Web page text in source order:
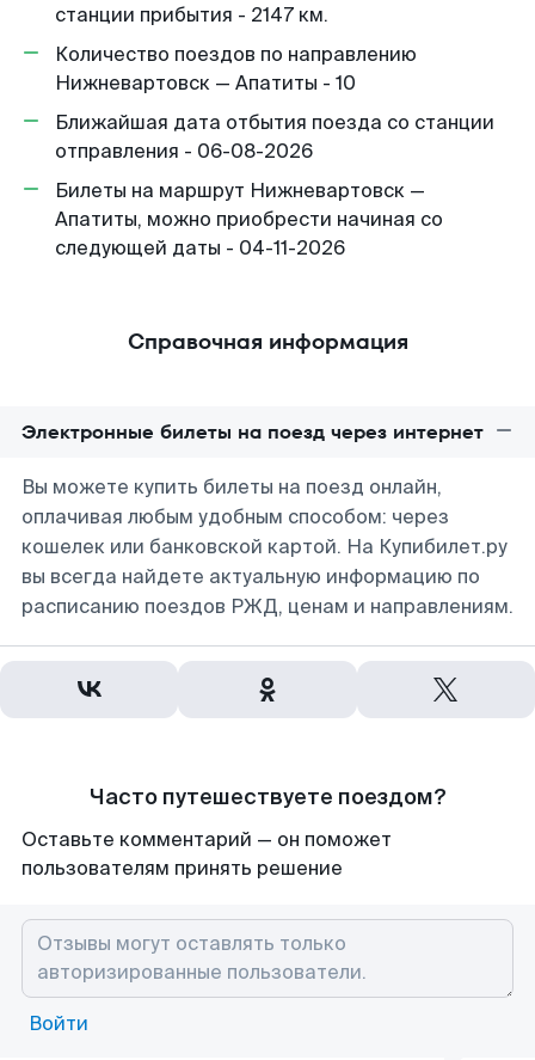
станции прибытия - 2147 км.
Количество поездов по направлению
Нижневартовск — Апатиты - 10
Ближайшая дата отбытия поезда со станции
отправления - 06-08-2026
Билеты на маршрут Нижневартовск —
Апатиты, можно приобрести начиная со
следующей даты - 04-11-2026
Справочная информация
Электронные билеты на поезд через интернет
Вы можете купить билеты на поезд онлайн,
оплачивая любым удобным способом: через
кошелек или банковской картой. На Купибилет.ру
вы всегда найдете актуальную информацию по
расписанию поездов РЖД, ценам и направлениям.
Часто путешествуете поездом?
Оставьте комментарий — он поможет
пользователям принять решение
Войти